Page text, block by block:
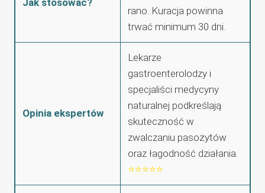
rano. Kuracja powinna
trwać minimum 30 dni.
Opinia ekspertów
Lekarze
gastroenterolodzy i
specjaliści medycyny
naturalnej podkreślają
skuteczność w
zwalczaniu pasożytów
oraz łagodność działania.
⭐⭐⭐⭐⭐